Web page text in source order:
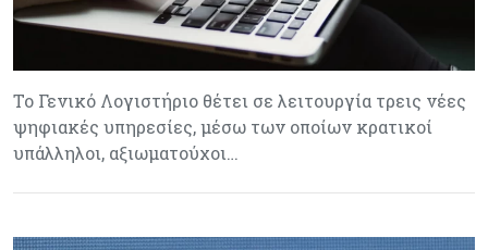
Το Γενικό Λογιστήριο θέτει σε λειτουργία τρεις νέες
ψηφιακές υπηρεσίες, μέσω των οποίων κρατικοί
υπάλληλοι, αξιωματούχοι…